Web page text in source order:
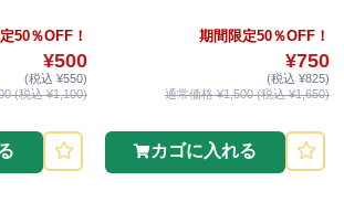
50％OFF！
¥500
(税込 ¥550)
(税込 ¥1,100)
期間限定50％OFF！
¥750
(税込 ¥825)
通常価格 ¥1,500 (税込 ¥1,650)
カゴに入れる